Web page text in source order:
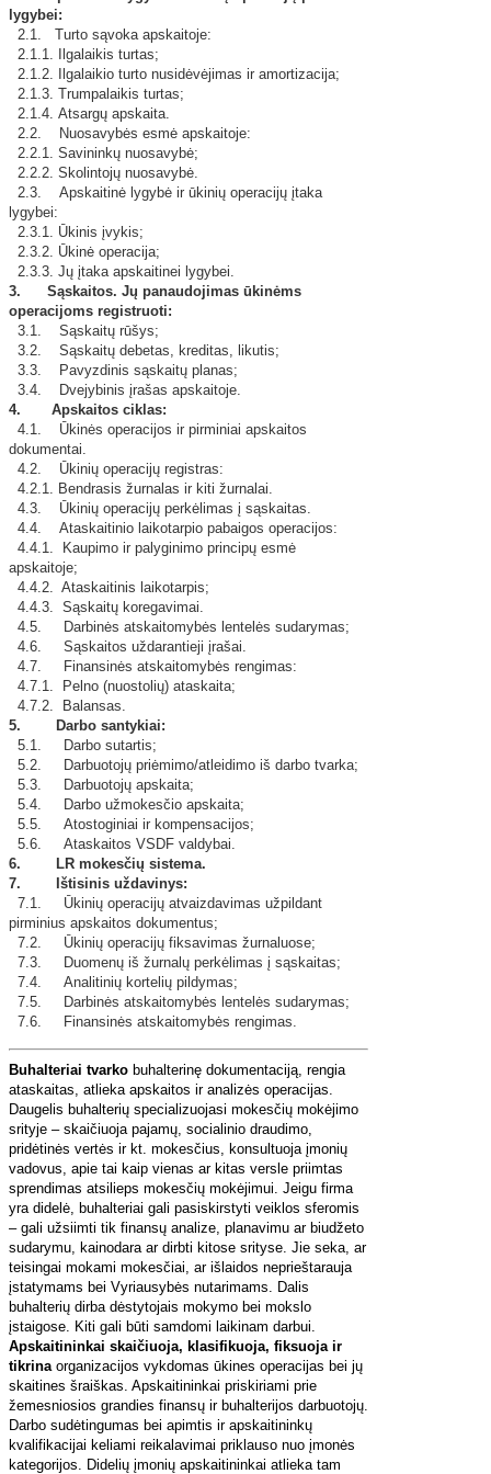
lygybei:
2.1. Turto sąvoka apskaitoje:
2.1.1. Ilgalaikis turtas;
2.1.2. Ilgalaikio turto nusidėvėjimas ir amortizacija;
2.1.3. Trumpalaikis turtas;
2.1.4. Atsargų apskaita.
2.2. Nuosavybės esmė apskaitoje:
2.2.1. Savininkų nuosavybė;
2.2.2. Skolintojų nuosavybė.
2.3. Apskaitinė lygybė ir ūkinių operacijų įtaka
lygybei:
2.3.1. Ūkinis įvykis;
2.3.2. Ūkinė operacija;
2.3.3. Jų įtaka apskaitinei lygybei.
3.
Sąskaitos. Jų panaudojimas ūkinėms
operacijoms registruoti:
3.1. Sąskaitų rūšys;
3.2. Sąskaitų debetas, kreditas, likutis;
3.3. Pavyzdinis sąskaitų planas;
3.4. Dvejybinis įrašas apskaitoje.
4. Apskaitos ciklas:
4.1. Ūkinės operacijos ir pirminiai apskaitos
dokumentai.
4.2. Ūkinių operacijų registras:
4.2.1. Bendrasis žurnalas ir kiti žurnalai.
4.3. Ūkinių operacijų perkėlimas į sąskaitas.
4.4. Ataskaitinio laikotarpio pabaigos operacijos:
4.4.1. Kaupimo ir palyginimo principų esmė
apskaitoje;
4.4.2. Ataskaitinis laikotarpis;
4.4.3. Sąskaitų koregavimai.
4.5. Darbinės atskaitomybės lentelės sudarymas;
4.6. Sąskaitos uždarantieji įrašai.
4.7. Finansinės atskaitomybės rengimas:
4.7.1. Pelno (nuostolių) ataskaita;
4.7.2. Balansas.
5. Darbo santykiai:
5.1. Darbo sutartis;
5.2. Darbuotojų priėmimo/atleidimo iš darbo tvarka;
5.3. Darbuotojų apskaita;
5.4. Darbo užmokesčio apskaita;
5.5. Atostoginiai ir kompensacijos;
5.6. Ataskaitos VSDF valdybai.
6. LR mokesčių sistema.
7. Ištisinis uždavinys:
7.1. Ūkinių operacijų atvaizdavimas užpildant
pirminius apskaitos dokumentus;
7.2. Ūkinių operacijų fiksavimas žurnaluose;
7.3. Duomenų iš žurnalų perkėlimas į sąskaitas;
7.4. Analitinių kortelių pildymas;
7.5. Darbinės atskaitomybės lentelės sudarymas;
7.6. Finansinės atskaitomybės rengimas.
Buhalteriai tvarko buhalterinę dokumentaciją, rengia
ataskaitas, atlieka apskaitos ir analizės operacijas.
Daugelis buhalterių specializuojasi mokesčių mokėjimo
srityje – skaičiuoja pajamų, socialinio draudimo,
pridėtinės vertės ir kt. mokesčius, konsultuoja įmonių
vadovus, apie tai kaip vienas ar kitas versle priimtas
sprendimas atsilieps mokesčių mokėjimui. Jeigu firma
yra didelė, buhalteriai gali pasiskirstyti veiklos sferomis
– gali užsiimti tik finansų analize, planavimu ar biudžeto
sudarymu, kainodara ar dirbti kitose srityse. Jie seka, ar
teisingai mokami mokesčiai, ar išlaidos neprieštarauja
įstatymams bei Vyriausybės nutarimams. Dalis
buhalterių dirba dėstytojais mokymo bei mokslo
įstaigose. Kiti gali būti samdomi laikinam darbui.
Apskaitininkai skaičiuoja, klasifikuoja, fiksuoja ir
tikrina organizacijos vykdomas ūkines operacijas bei jų
skaitines šraiškas. Apskaitininkai priskiriami prie
žemesniosios grandies finansų ir buhalterijos darbuotojų.
Darbo sudėtingumas bei apimtis ir apskaitininkų
kvalifikacijai keliami reikalavimai priklauso nuo įmonės
kategorijos. Didelių įmonių apskaitininkai atlieka tam